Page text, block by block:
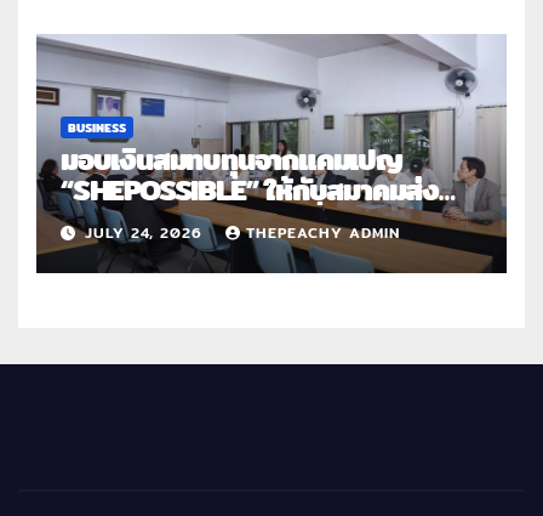
BUSINESS
มอบเงินสมทบทุนจากแคมเปญ
“SHEPOSSIBLE” ให้กับสมาคมส่ง
เสริมสถานภาพสตรีฯ เนื่องในวันสตรี
สากล 2569
JULY 24, 2026 THEPEACHY ADMIN